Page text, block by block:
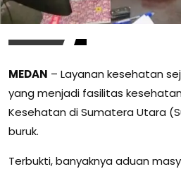
MEDAN – Layanan kesehatan
yang menjadi fasilitas kesehatan
Kesehatan di Sumatera Utara
buruk.
Terbukti, banyaknya aduan